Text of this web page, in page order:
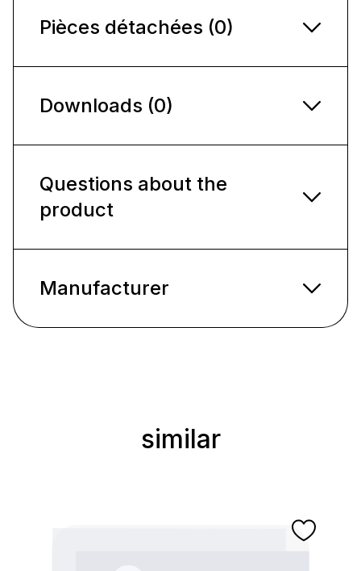
Pièces détachées (0)
Downloads (0)
Questions about the
product
Manufacturer
Ignorer la galerie de produits
similar